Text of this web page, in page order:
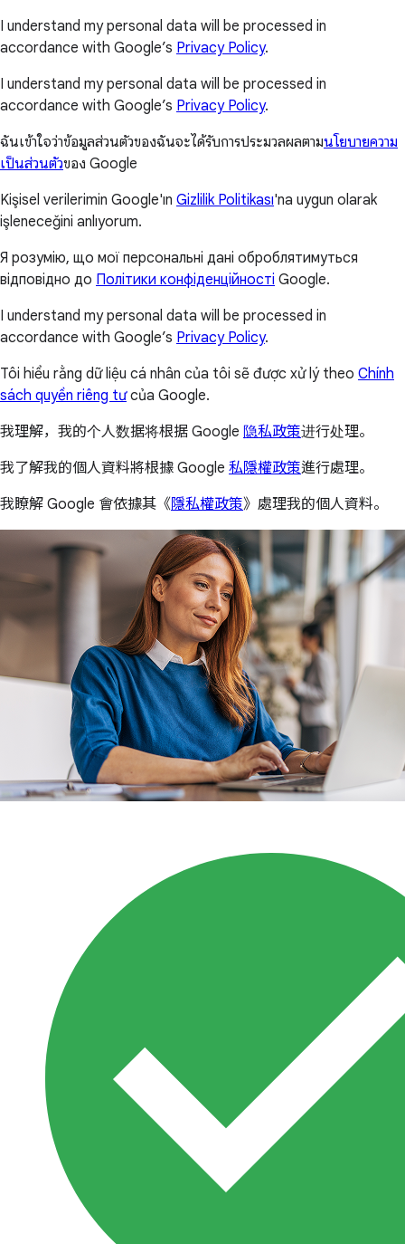
I understand my personal data will be processed in
accordance with Google’s Privacy Policy.
I understand my personal data will be processed in
accordance with Google’s Privacy Policy.
ฉันเข้าใจว่าข้อมูลส่วนตัวของฉันจะได้รับการประมวลผลตามนโยบายความ
เป็นส่วนตัวของ Google
Kişisel verilerimin Google'ın Gizlilik Politikası'na uygun olarak
işleneceğini anlıyorum.
Я розумію, що мої персональні дані оброблятимуться
відповідно до Політики конфіденційності Google.
I understand my personal data will be processed in
accordance with Google’s Privacy Policy.
Tôi hiểu rằng dữ liệu cá nhân của tôi sẽ được xử lý theo Chính
sách quyền riêng tưcủa Google.
我理解，我的个人数据将根据 Google 隐私政策进行处理。
我了解我的個人資料將根據 Google 私隱權政策進行處理。
我瞭解 Google 會依據其《隱私權政策》處理我的個人資料。